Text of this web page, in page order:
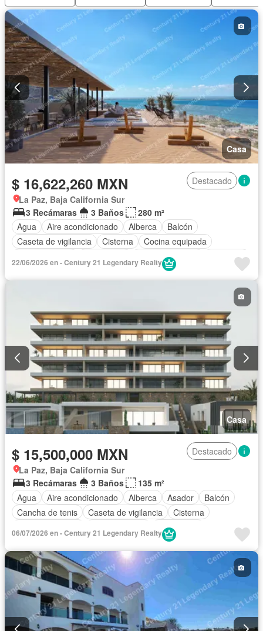
Casa
$ 16,622,260 MXN
Destacado
La Paz, Baja California Sur
3 Recámaras
3 Baños
280 m²
Agua
Aire acondicionado Alberca
Balcón
Caseta de vigilancia
Cisterna
Cocina equipada
Estacionamiento
Gimnasio
Recámara con closet
22/06/2026 en - Century 21 Legendary Realty
Casa
$ 15,500,000 MXN
Destacado
La Paz, Baja California Sur
3 Recámaras
3 Baños
135 m²
Agua
Aire acondicionado Alberca Asador
Balcón
Cancha de tenis
Caseta de vigilancia
Cisterna
Electricidad
Internet Jacuzzi
Sala polivalente
Seguridad Terraza
Vista panorámica
Wifi
Sin amueblar
06/07/2026 en - Century 21 Legendary Realty